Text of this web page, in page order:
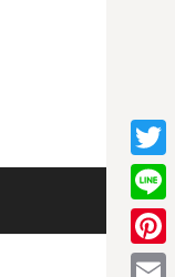
T
w
i
L
iP